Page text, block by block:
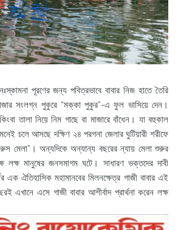
পূরণের জন্য পবিত্রভাবে বাবার নিজ হাতে তৈরি
সংলগ্ন পুকুরে “মক্কা পুকুর”-এ ফুল ভাসিয়ে দেন।
তালা নিয়ে নিম গাছে বা মাজারে বাঁধেন। যা বহুকাল
চলে আসছে দক্ষিণ ২৪ পরগনা জেলার ঘুটিয়ারী শরীফে
মেলা”। অন্যদিকে অন্যান্য বছরের ন্যায় মেলা শুরুর
লক্ষ মানুষের জনসমাগম ঘটে। সাধারণ ভক্তদের দাবী
এক ঐতিহাসিক মহামানবের মিলনক্ষেত্র গাজী বাবার এই
এখানে এসে গাজী বাবার আশীর্বাদ প্রার্থনা করেন লক্ষ